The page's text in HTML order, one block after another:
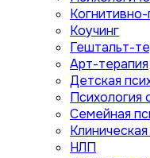
Коучинг
Гештальт-
Арт-терапия
Детская
Психология
Семейная
НЛП